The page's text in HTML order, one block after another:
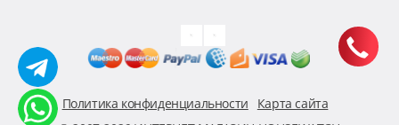
Политика конфиденциальности Карта сайта